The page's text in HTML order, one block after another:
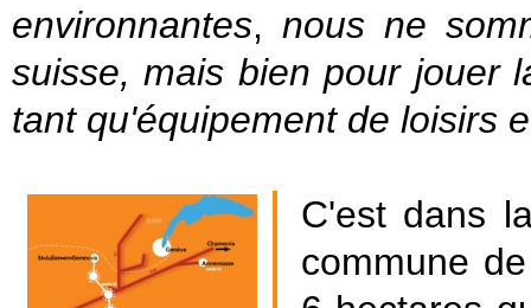
environnantes, nous ne
suisse, mais bien pour jouer
tant qu'équipement de loisirs
C'est dans
commune